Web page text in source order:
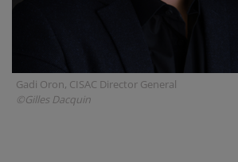
Gadi Oron, CISAC Director General
©Gilles Dacquin